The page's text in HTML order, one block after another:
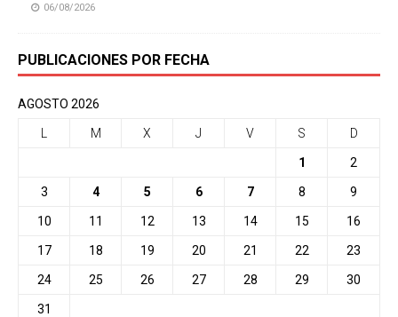
06/08/2026
PUBLICACIONES POR FECHA
AGOSTO 2026
M X J V S D
1 2
3 4 5 6 7 8 9
10 11 12 13 14 15 16
17 18 19 20 21 22 23
24 25 26 27 28 29 30
31